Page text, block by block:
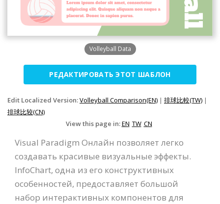
Volleyball Data
РЕДАКТИРОВАТЬ ЭТОТ ШАБЛОН
Edit Localized Version:Volleyball Comparison(EN) | 排球比較(TW) |
排球比较(CN)
View this page in:EN TW CN
Visual Paradigm Онлайн позволяет легко
создавать красивые визуальные эффекты.
InfoChart, одна из его конструктивных
особенностей, предоставляет большой
набор интерактивных компонентов для